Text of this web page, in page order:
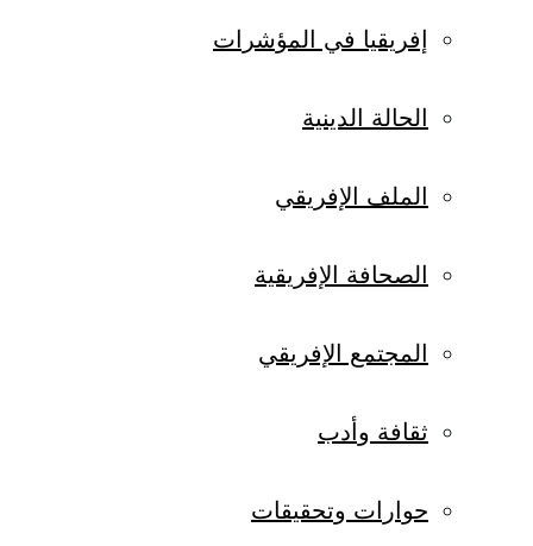
إفريقيا في المؤشرات
الحالة الدينية
الملف الإفريقي
الصحافة الإفريقية
المجتمع الإفريقي
ثقافة وأدب
حوارات وتحقيقات